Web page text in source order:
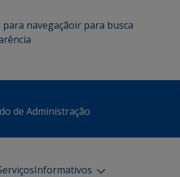
para navegaçãoir para busca
de Administração
Informativos